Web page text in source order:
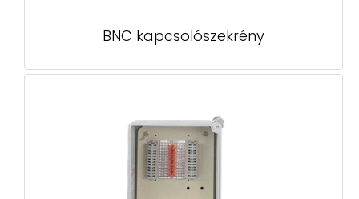
BNC kapcsolószekrény